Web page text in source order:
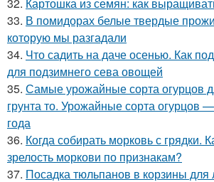
33. В помидорах белые твердые
которую мы разгадали
34. Что садить на даче осенью. Как
для подзимнего сева овощей
35. Самые урожайные сорта огурцов
грунта то. Урожайные сорта огурцов
года
36. Когда собирать морковь с грядки.
зрелость моркови по признакам?
37. Посадка тюльпанов в корзины для